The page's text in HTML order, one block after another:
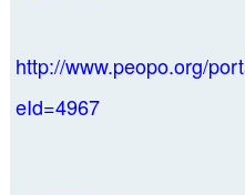
http://www.peopo.org/
eId=4967